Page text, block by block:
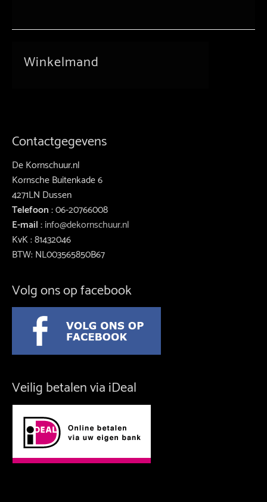
Winkelmand
Contactgegevens
De Kornschuur.nl
Kornsche Buitenkade 6
4271LN Dussen
Telefoon :06-20766008
E-mail :info@dekornschuur.nl
KvK : 81432046
BTW: NL003565850B67
Volg ons op facebook
Veilig betalen via iDeal